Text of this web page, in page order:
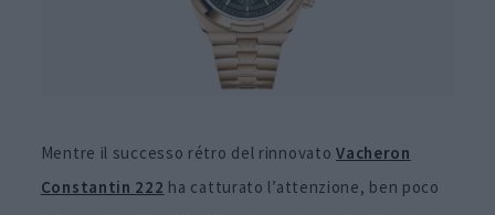
Mentre il successo rétro del rinnovatoVacheron
Constantin 222 ha catturato l’attenzione, ben poco